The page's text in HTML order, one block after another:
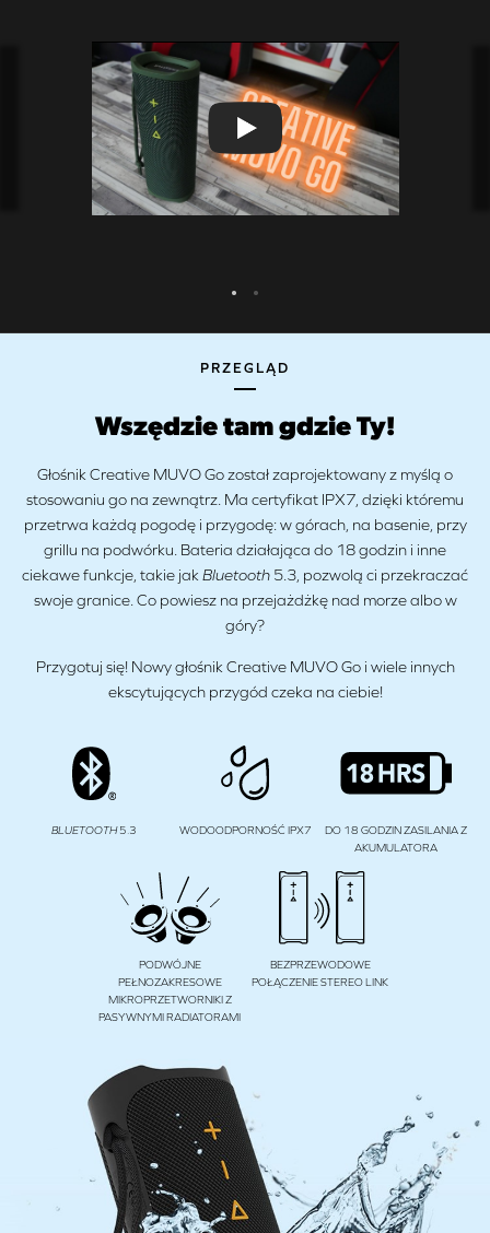
PRZEGLĄD
Wszędzie tam gdzie Ty!
Głośnik Creative MUVO Go został zaprojektowany z myślą o
stosowaniu go na zewnątrz. Ma certyfikat IPX7, dzięki któremu
przetrwa każdą pogodę i przygodę: w górach, na basenie, przy
grillu na podwórku. Bateria działająca do 18 godzin i inne
ciekawe funkcje, takie jak Bluetooth 5.3, pozwolą ci przekraczać
swoje granice. Co powiesz na przejażdżkę nad morze albo w
góry?
Przygotuj się! Nowy głośnik Creative MUVO Go i wiele innych
ekscytujących przygód czeka na ciebie!
BLUETOOTH5.3 WODOODPORNOŚĆ IPX7
DO 18 GODZIN ZASILANIA Z
AKUMULATORA
PODWÓJNE
PEŁNOZAKRESOWE
MIKROPRZETWORNIKI Z
PASYWNYMI RADIATORAMI
BEZPRZEWODOWE
POŁĄCZENIE STEREO LINK